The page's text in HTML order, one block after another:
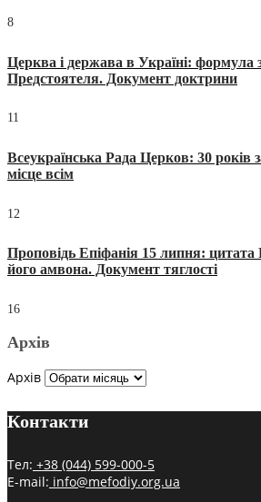
8
Церква і держава в Україні: формула
Предстоятеля. Документ доктрини
11
Всеукраїнська Рада Церков: 30 років
місце всім
12
Проповідь Епіфанія 15 липня: цитата
його амвона. Документ тяглості
16
Архів
Архів
Контакти
Тел: +38 (044) 599-000-5
E-mail: info@mefodiy.org.ua